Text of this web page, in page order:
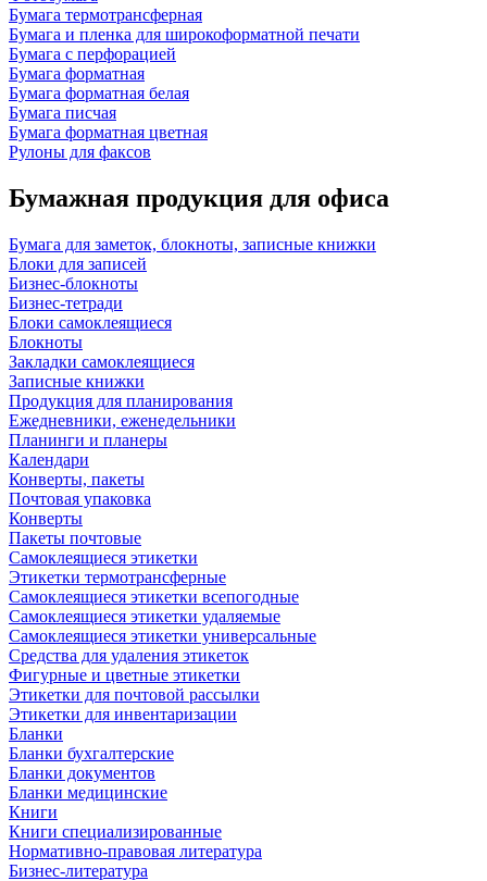
Бумага термотрансферная
Бумага и пленка для широкоформатной печати
Бумага с перфорацией
Бумага форматная
Бумага форматная белая
Бумага писчая
Бумага форматная цветная
Рулоны для факсов
Бумажная продукция для офиса
Бумага для заметок, блокноты, записные книжки
Блоки для записей
Бизнес-блокноты
Бизнес-тетради
Блоки самоклеящиеся
Блокноты
Закладки самоклеящиеся
Записные книжки
Продукция для планирования
Ежедневники, еженедельники
Планинги и планеры
Календари
Конверты, пакеты
Почтовая упаковка
Конверты
Пакеты почтовые
Самоклеящиеся этикетки
Этикетки термотрансферные
Самоклеящиеся этикетки всепогодные
Самоклеящиеся этикетки удаляемые
Самоклеящиеся этикетки универсальные
Средства для удаления этикеток
Фигурные и цветные этикетки
Этикетки для почтовой рассылки
Этикетки для инвентаризации
Бланки
Бланки бухгалтерские
Бланки документов
Бланки медицинские
Книги
Книги специализированные
Нормативно-правовая литература
Бизнес-литература